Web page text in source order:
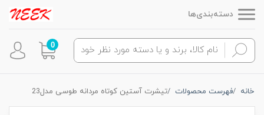
دسته‌بندی‌ها
0
خانه فهرست محصولات تیشرت آستین کوتاه مردانه طوسی مدل23